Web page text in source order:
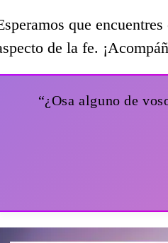
que
de la fe.
“¿Osa alguno de